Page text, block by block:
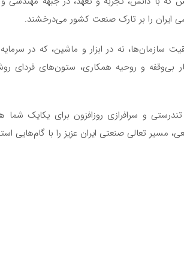
ایران را بر تارک صنعت کشور می‌درخشند.
نه در ابزار و ماشین، که در سرمایه
بی‌وقفه و روحیه‌ همکاری، ستون‌های فردای
و سرافرازی روزافزون برای یکایک شما
تعالی صنعتی ایران عزیز را با گام‌هایی